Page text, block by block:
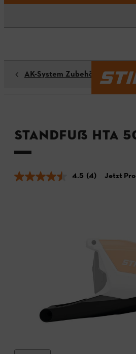
AK-System Zubehör
Standfuß HTA
4.5 (4) Jetzt